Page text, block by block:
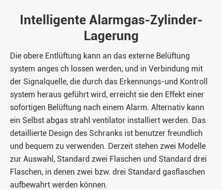
Intelligente Alarmgas-Zylinder-
Lagerung
Die obere Entlüftung kann an das externe Belüftung
system anges ch lossen werden, und in Verbindung mit
der Signalquelle, die durch das Erkennungs-und Kontroll
system heraus geführt wird, erreicht sie den Effekt einer
sofortigen Belüftung nach einem Alarm. Alternativ kann
ein Selbst abgas strahl ventilator installiert werden. Das
detaillierte Design des Schranks ist benutzer freundlich
und bequem zu verwenden. Derzeit stehen zwei Modelle
zur Auswahl, Standard zwei Flaschen und Standard drei
Flaschen, in denen zwei bzw. drei Standard gasflaschen
aufbewahrt werden können.